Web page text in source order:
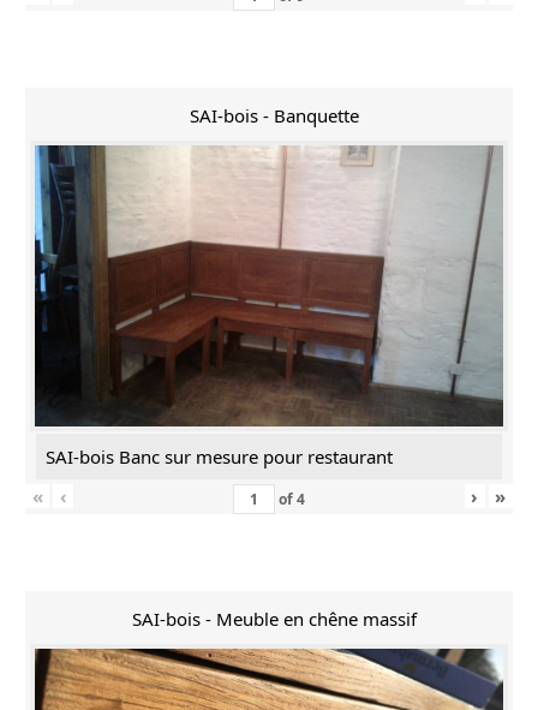
SAI-bois - Banquette
SAI-bois Banc sur mesure pour restaurant
«
‹ of4 › »
SAI-bois - Meuble en chêne massif